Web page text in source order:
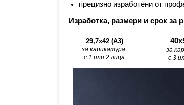
прецизно изработени от
Изработка, размери и срок за
29,7x42 (A3)
за карикатура
с 1 или 2 лица
за
с 3